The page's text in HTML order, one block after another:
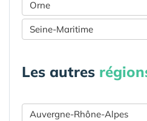
Orne
Seine-Maritime
Les autres
Auvergne-Rhône-Alpes